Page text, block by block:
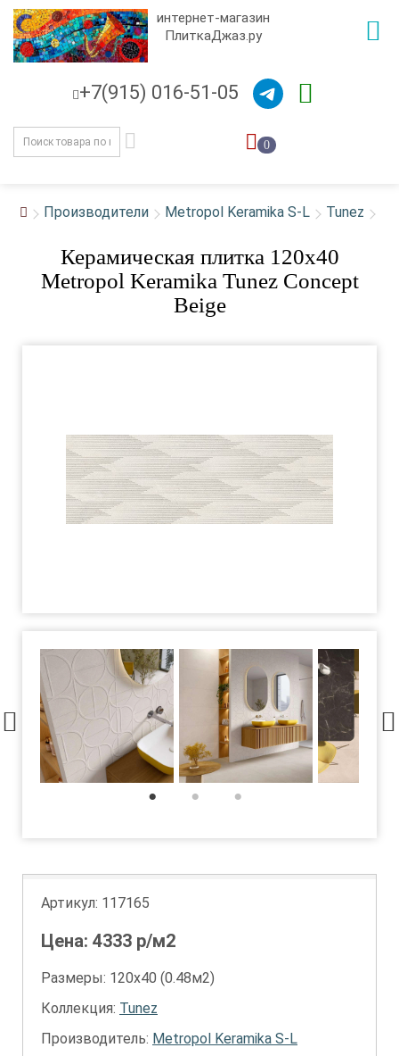
интернет-магазин
ПлиткаДжаз.ру
+7(915) 016-51-05
0
Производители Metropol Keramika S-L Tunez
Керамическая плитка 120x40
Metropol Keramika Tunez Concept
Beige
Артикул: 117165
Цена: 4333 р/м2
Размеры: 120х40 (0.48м2)
Коллекция: Tunez
Производитель: Metropol Keramika S-L